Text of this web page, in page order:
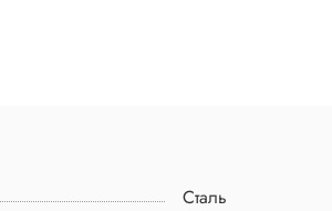
Сталь